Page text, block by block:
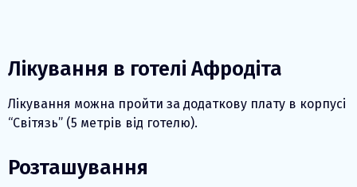
Лікування в готелі Афродіта
Лікування можна пройти за додаткову плату в корпусі
“Світязь” (5 метрів від готелю).
Розташування